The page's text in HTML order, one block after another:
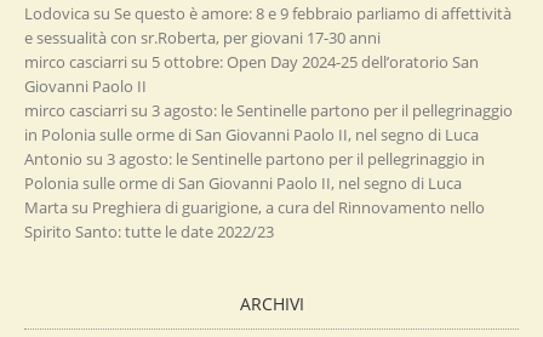
Lodovica su Se questo è amore: 8 e 9 febbraio parliamo di affettività
e sessualità con sr.Roberta, per giovani 17-30 anni
mirco casciarri su 5 ottobre: Open Day 2024-25 dell’oratorio San
Giovanni Paolo II
mirco casciarri su 3 agosto: le Sentinelle partono per il pellegrinaggio
in Polonia sulle orme di San Giovanni Paolo II, nel segno di Luca
Antonio su 3 agosto: le Sentinelle partono per il pellegrinaggio in
Polonia sulle orme di San Giovanni Paolo II, nel segno di Luca
Marta su Preghiera di guarigione, a cura del Rinnovamento nello
Spirito Santo: tutte le date 2022/23
ARCHIVI